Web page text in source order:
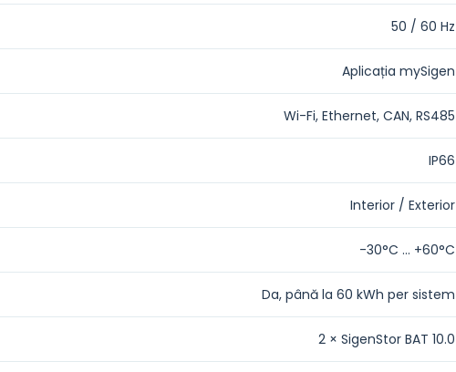
50 / 60 Hz
Aplicația mySigen
Wi-Fi, Ethernet, CAN, RS485
IP66
Interior / Exterior
-30°C … +60°C
Da, până la 60 kWh per sistem
2 × SigenStor BAT 10.0